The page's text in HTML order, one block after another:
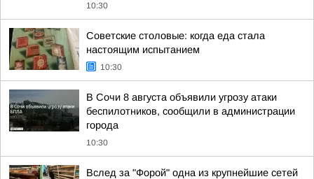
10:30
Советские столовые: когда еда стала
настоящим испытанием
10:30
В Сочи 8 августа объявили угрозу атаки
беспилотников, сообщили в администрации
города
10:30
Вслед за "Форой" одна из крупнейшие сетей